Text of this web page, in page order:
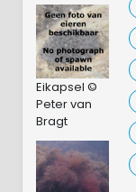
Eikapsel ©
Peter van
Bragt